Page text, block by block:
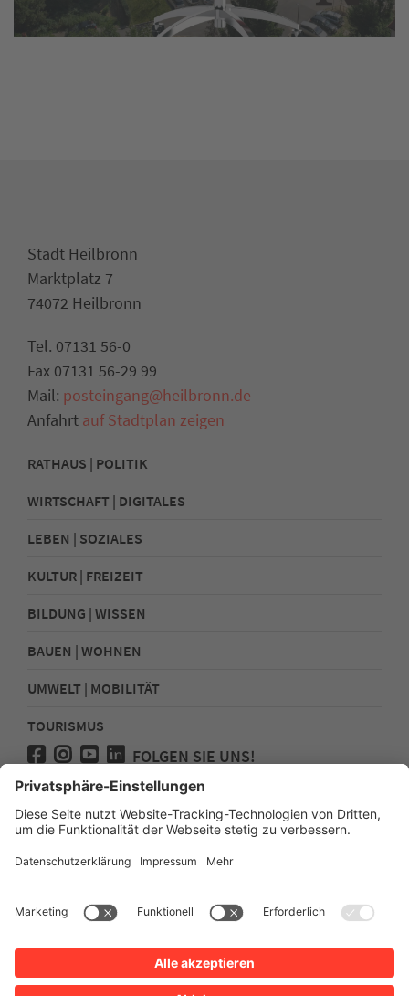
Stadt Heilbronn
Marktplatz 7
74072 Heilbronn
Tel. 07131 56-0
Fax 07131 56-29 99
Mail: posteingang@heilbronn.de
Anfahrt auf Stadtplan zeigen
RATHAUS | POLITIK
WIRTSCHAFT | DIGITALES
LEBEN | SOZIALES
KULTUR | FREIZEIT
BILDUNG | WISSEN
BAUEN | WOHNEN
UMWELT | MOBILITÄT
TOURISMUS
FOLGEN SIE UNS!
Presse
Kontakt
Impressum
Sitemap